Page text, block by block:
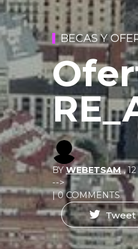
BECAS Y
BYWEBETSAM ,
-->
| 0 COMMENTS
Tweet